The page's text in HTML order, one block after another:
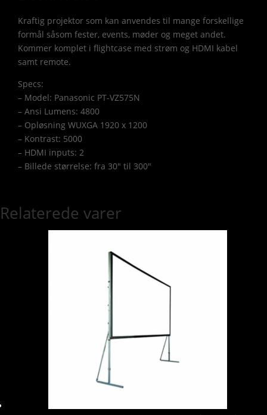
Kraftig projektor som kan anvendes til mange forskellige
formål såsom fester, events, møder og meget andet.
Kommer komplet i flightcase med strøm og HDMI kabel
samt remote.
Specs:
– Model: Panasonic PT-VZ575N
– Ansi Lumens: 4800
– Opløsning WUXGA 1920 x 1200
– Kontrast: 5000
– HDMI inputs: 2
– Billede størrelse: fra 30″ til 300″
Relaterede varer